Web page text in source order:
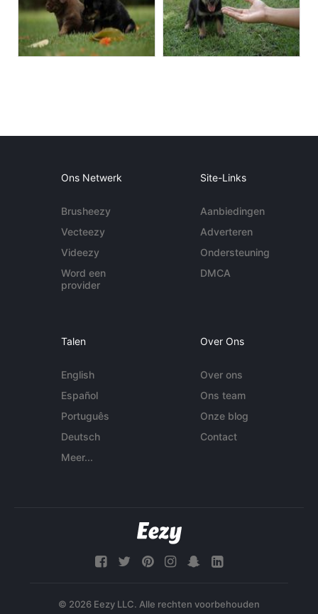
Ons Netwerk
Brusheezy
Vecteezy
Videezy
Word een
provider
Site-Links
Aanbiedingen
Adverteren
Ondersteuning
DMCA
Talen
English
Español
Português
Deutsch
Meer...
Over Ons
Over ons
Ons team
Onze blog
Contact
© 2026 Eezy LLC. Alle rechten voorbehouden